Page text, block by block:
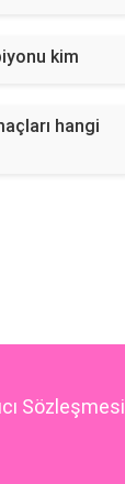
kim
hangi
Sözleşmesi